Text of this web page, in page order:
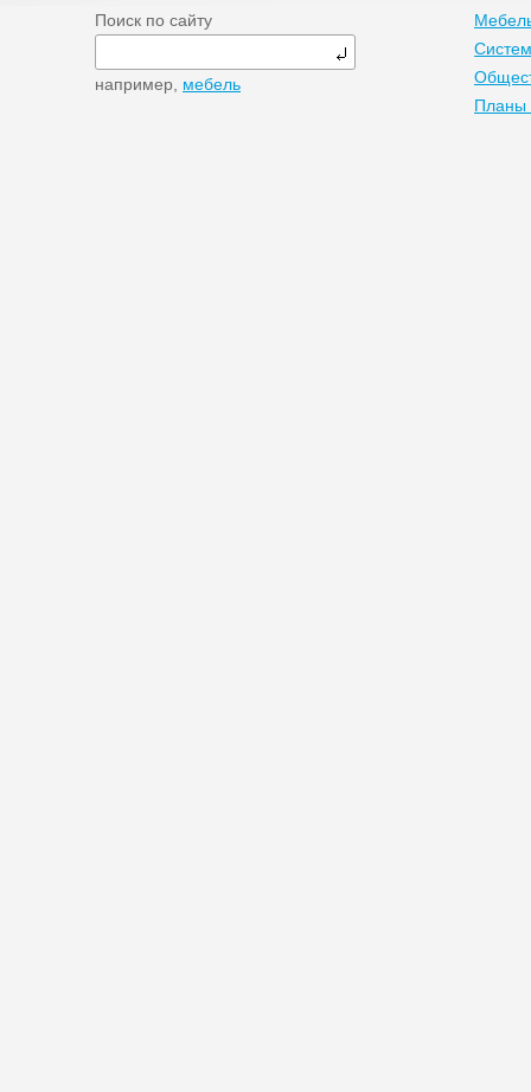
Поиск по сайту
например, мебель
Планы